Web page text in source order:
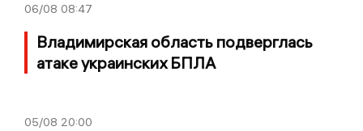
06/08 08:47
Владимирская область подверглась
атаке украинских БПЛА
05/08 20:00